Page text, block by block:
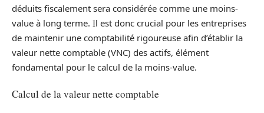
déduits fiscalement sera considérée comme une moins-
value à long terme. Il est donc crucial pour les entreprises
de maintenir une comptabilité rigoureuse afin d’établir la
valeur nette comptable (VNC) des actifs, élément
fondamental pour le calcul de la moins-value.
Calcul de la valeur nette comptable